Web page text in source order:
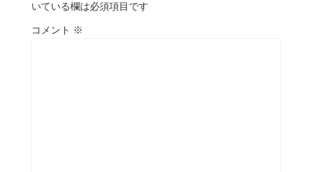
いている欄は必須項目です
コメント ※